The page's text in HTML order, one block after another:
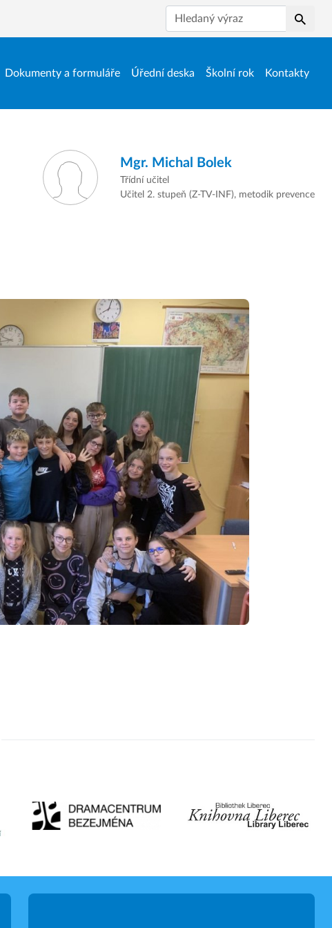
Dokumenty a formuláře Úřední deska Školní rok Kontakty
Hledat
Mgr. Michal Bolek
Třídní učitel
Učitel 2. stupeň (Z-TV-INF), metodik prevence